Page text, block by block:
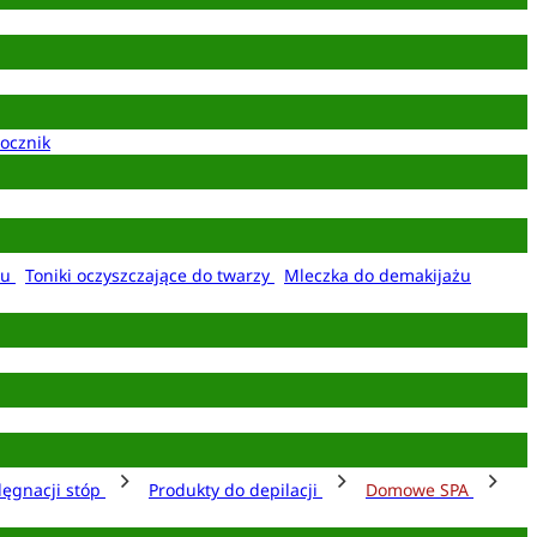
Toniki oczyszczające do twarzy Mleczka do demakijażu
stóp Produkty do depilacji Domowe SPA